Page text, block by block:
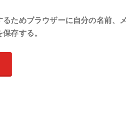
ためブラウザーに自分の名前、メ
存する。